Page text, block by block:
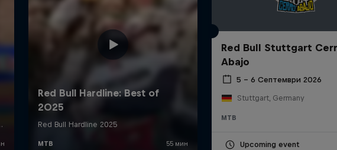
Red Bull Stuttgart
Abajo
5 – 6 Септември 2026
Stuttgart, Germany
MTB
Upcoming event